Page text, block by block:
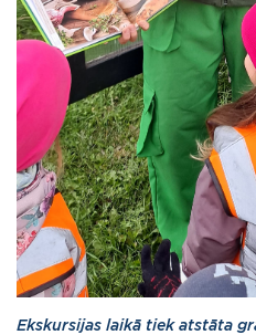
Ekskursijas laikā tiek atstāta